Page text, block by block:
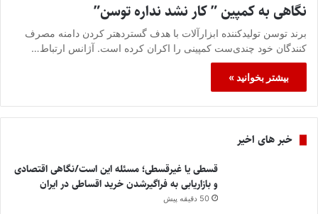
نگاهی به ​کمپین ” کار نشد نداره توسن”
برند توسن تولیدکننده ابزارآلات با هدف گستردهتر کردن دامنه مصرف
کنندگان خود چندی‌ست کمپینی را اکران کرده است. آژانس ارتباط…
بیشتر بخوانید »
خبر های اخیر
قسطی یا غیرقسطی؛ مسئله این است/نگاهی اقتصادی
و بازاریابی به فراگیرشدن خرید اقساطی در ایران
50 دقیقه پیش